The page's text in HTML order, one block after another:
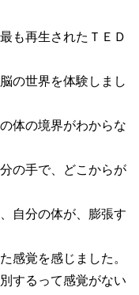
も再生されたＴＥＤ
の世界を体験しまし
体の境界がわからな
の手で、どこからが
自分の体が、膨張す
感覚を感じました。
するって感覚がない